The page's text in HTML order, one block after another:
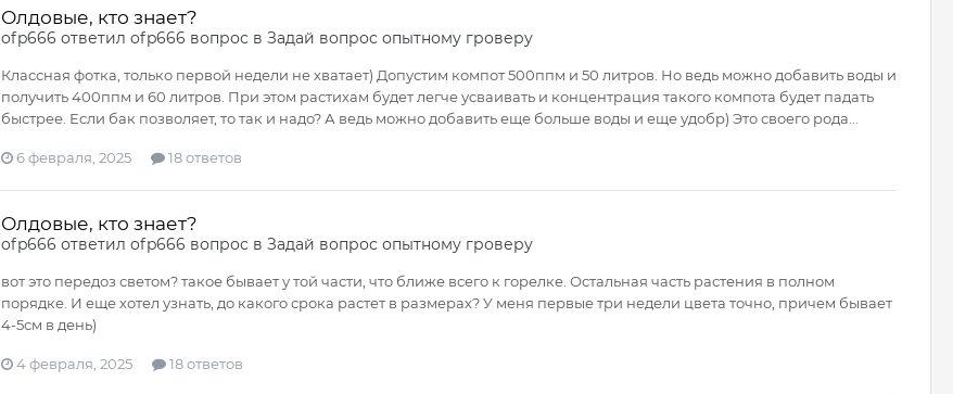
Олдовые, кто знает?
ofp666 ответил ofp666 вопрос в Задай вопрос опытному гроверу
Классная фотка, только первой недели не хватает) Допустим компот 500ппм и 50 литров. Но ведь можно добавить воды и
получить 400ппм и 60 литров. При этом растихам будет легче усваивать и концентрация такого компота будет падать
быстрее. Если бак позволяет, то так и надо? А ведь можно добавить еще больше воды и еще удобр) Это своего рода...
6 февраля, 2025 18 ответов
Олдовые, кто знает?
ofp666 ответил ofp666 вопрос в Задай вопрос опытному гроверу
вот это передоз светом? такое бывает у той части, что ближе всего к горелке. Остальная часть растения в полном
порядке. И еще хотел узнать, до какого срока растет в размерах? У меня первые три недели цвета точно, причем бывает
4-5см в день)
4 февраля, 2025 18 ответов